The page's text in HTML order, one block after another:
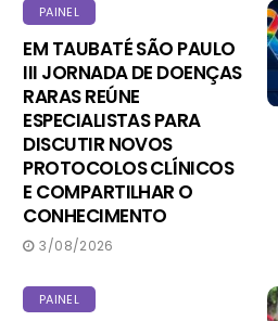
PAINEL
EM TAUBATÉ SÃO PAULO
III JORNADA DE DOENÇAS
RARAS REÚNE
ESPECIALISTAS PARA
DISCUTIR NOVOS
PROTOCOLOS CLÍNICOS
E COMPARTILHAR O
CONHECIMENTO
3/08/2026
PAINEL